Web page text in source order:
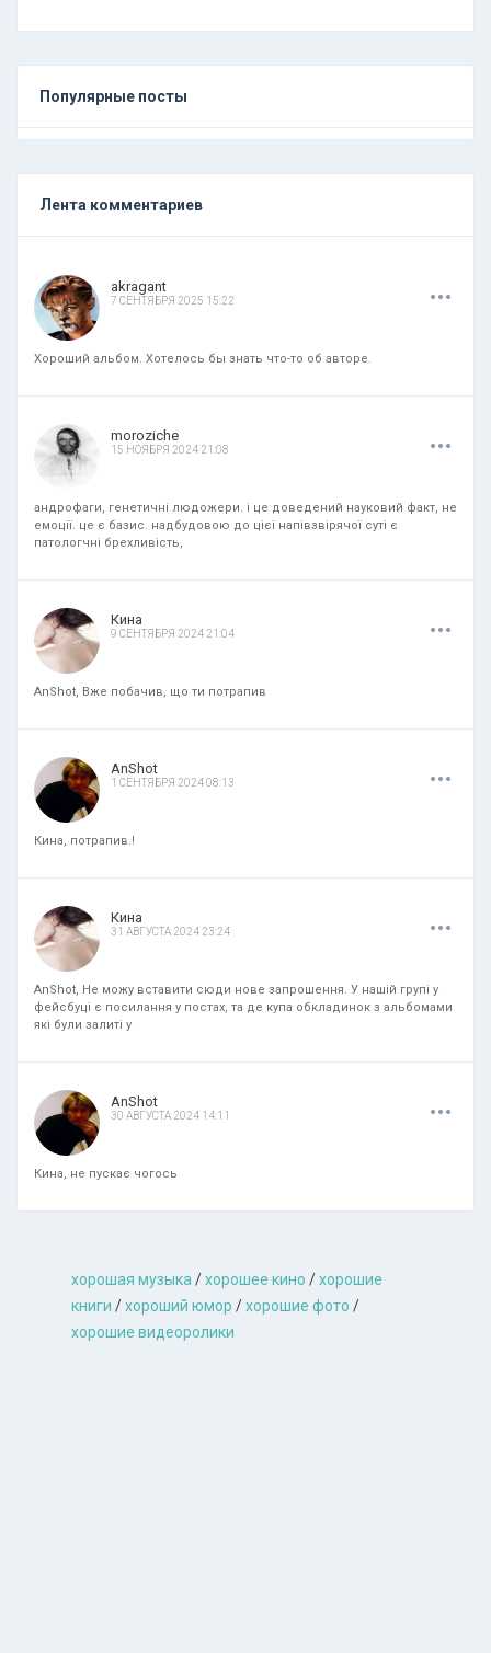
Популярные посты
Лента комментариев
akragant
7 СЕНТЯБРЯ 2025 15:22 ...
Хороший альбом. Хотелось бы знать что-то об авторе.
moroziche
15 НОЯБРЯ 2024 21:08 ...
андрофаги, генетичні людожери. і це доведений науковий факт, не
емоції. це є базис. надбудовою до цієї напівзвірячої суті є
патологчні брехливість,
Кина
9 СЕНТЯБРЯ 2024 21:04 ...
AnShot, Вже побачив, що ти потрапив
AnShot
1 СЕНТЯБРЯ 2024 08:13 ...
Кина, потрапив.!
Кина
31 АВГУСТА 2024 23:24 ...
AnShot, Не можу вставити сюди нове запрошення. У нашій групі у
фейсбуці є посилання у постах, та де купа обкладинок з альбомами
які були залиті у
AnShot
30 АВГУСТА 2024 14:11 ...
Кина, не пускає чогось
хорошая музыкa /хорошее кино /хорошие
книги /хороший юмор /хорошие фото /
хорошие видеоролики